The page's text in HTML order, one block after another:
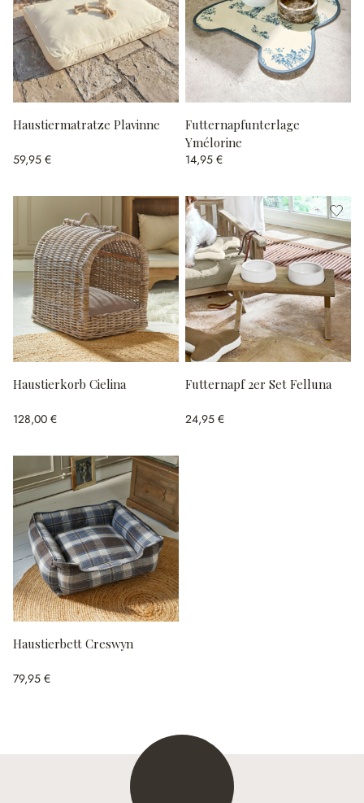
Haustiermatratze Plavinne
59,95 €
Futternapfunterlage
Ymélorine
14,95 €
Haustierkorb Cielina
128,00 €
Futternapf 2er Set Felluna
24,95 €
Haustierbett Creswyn
79,95 €